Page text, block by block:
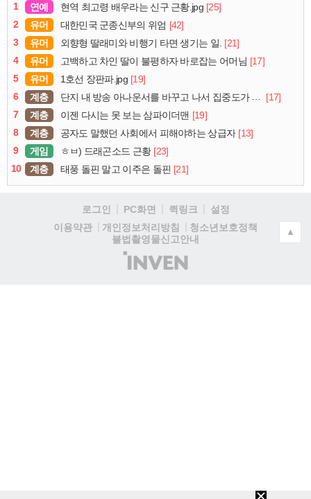
1 연예 현역 최고령 배우라는 신구 근황.jpg [25]
2
유머 대한민국 군종신부의 위엄 [42]
3
유머 외향형 딸래미와 비행기 타면 생기는 일. [21]
4
유머 고백하고 차인 딸이 불평하자 바로잡는 어머님 [17]
5
유머 1호선 장판파.jpg [19]
6
계층 단지 내 방송 아나운서를 바꾸고 나서 집중도가 확 올라갔다는 한 아파트의 안내방송
[17]
7
계층 이젠 다시는 못 보는 삼파이더맨 [19]
8
계층 공자도 말했던 사회에서 피해야하는 상급자 [13]
9
게임 ㅎㅂ) 드래곤소드 근황 [23]
10
계층 태풍 돌핀 말고 이주은 돌핀 [21]
로그인 PC화면 퀵링크
설정
이용약관
개인정보처리방침
청소년보호정책
불법촬영물신고안내
(주)
인
▲